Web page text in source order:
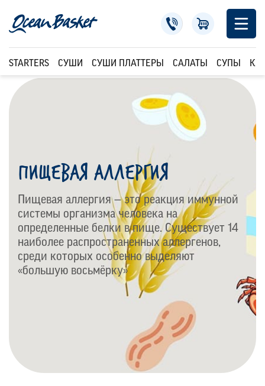
STARTERS СУШИ СУШИ ПЛАТТЕРЫ САЛАТЫ СУПЫ
ПИЩЕВАЯ АЛЛЕРГИЯ
Пищевая аллергия — это реакция иммунной
системы организма человека на
определенные белки в пище. Существует 14
наиболее распространенных аллергенов,
среди которых особенно выделяют
«большую восьмёрку»